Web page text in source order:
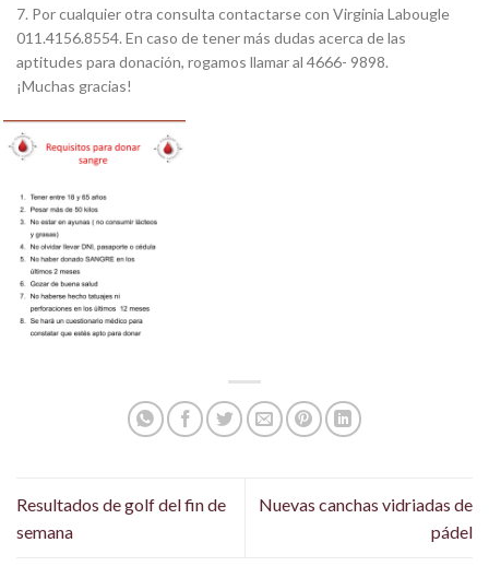
7. Por cualquier otra consulta contactarse con Virginia Labougle
011.4156.8554. En caso de tener más dudas acerca de las
aptitudes para donación, rogamos llamar al 4666- 9898.
¡Muchas gracias!
Resultados de golf del fin de
semana
Nuevas canchas vidriadas de
pádel